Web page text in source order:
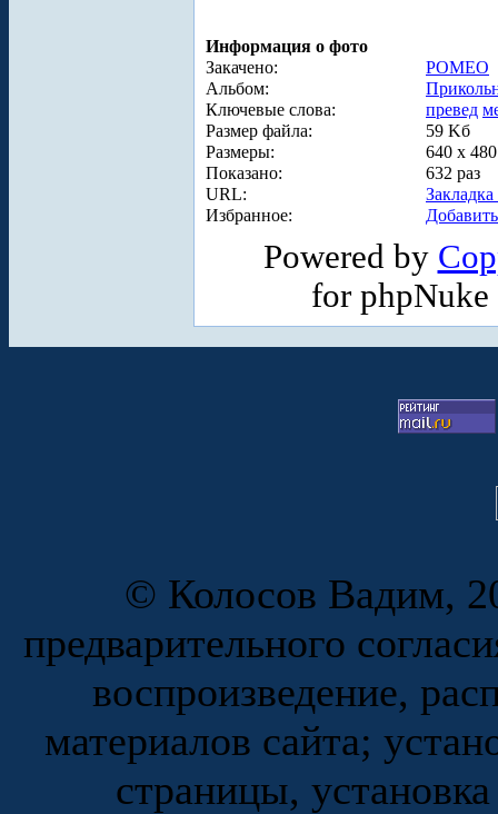
Информация о фото
Закачено:
POMEO
Альбом:
Ключевые слова:
превед
Размер файла:
59 Kб
Размеры:
640 x
Показано:
632 раз
URL:
Избранное:
Powered by
for
© Колосов Вадим,
предварительного
воспроизведение,
материалов сайта;
страницы,